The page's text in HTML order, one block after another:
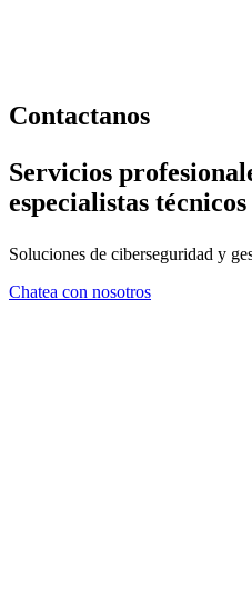
Contactanos
Servicios
especialistas
Soluciones de ciberseguridad y
Chatea con nosotros